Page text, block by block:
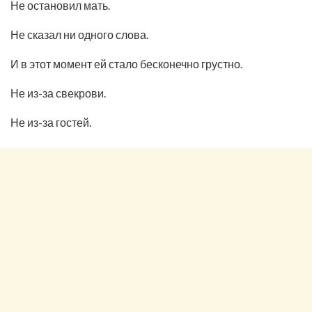
Не остановил мать.
Не сказал ни одного слова.
И в этот момент ей стало бесконечно грустно.
Не из-за свекрови.
Не из-за гостей.